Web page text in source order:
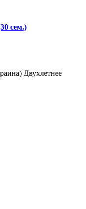
сем.)
Двухлетнее